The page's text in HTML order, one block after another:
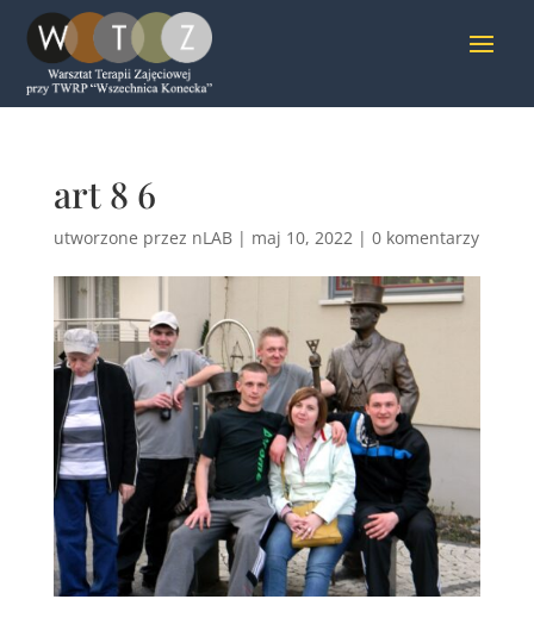
art 8 6
utworzone przez nLAB| maj 10, 2022| 0 komentarzy